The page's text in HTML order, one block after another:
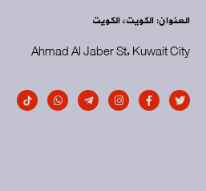
العنوان: الكويت، الكويت
Ahmad Al Jaber St, Kuwait City